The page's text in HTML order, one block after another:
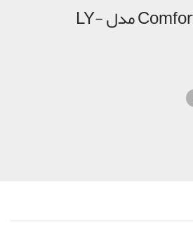
ویلچر برقی ایستا Comfort مدل LY-